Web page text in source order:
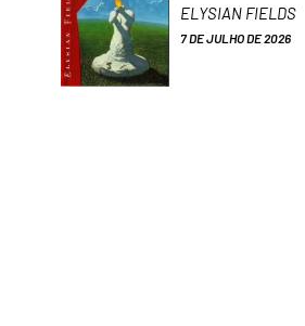
ELYSIAN FIELDS
7 DE JULHO DE 2026